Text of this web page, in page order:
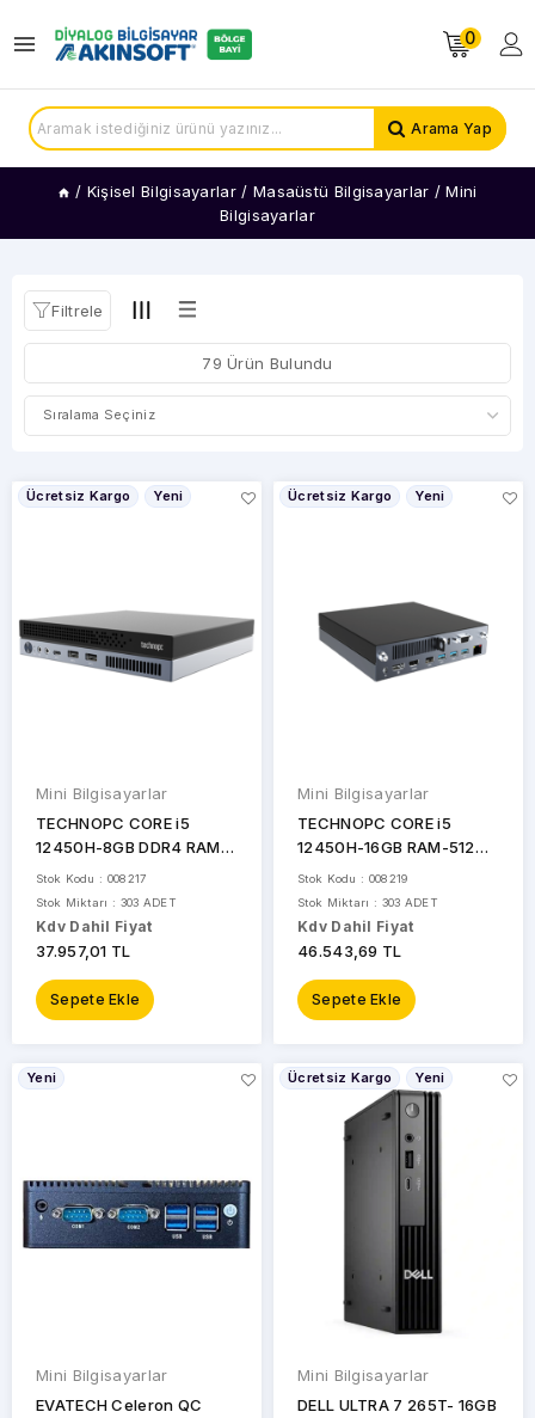
0
Arama Yap
/ Kişisel Bilgisayarlar / Masaüstü Bilgisayarlar / Mini
Bilgisayarlar
KATEGORİLER
In
One
Bilgisayarlar
Tipi
Mini
Bilgisayarlar
FİYAT
ARALIĞI
ASUS
EVATECH
HP
MSI
RAXIUS
STOK
Filtrele
79 Ürün Bulundu
Ücretsiz Kargo Yeni
Mini Bilgisayarlar
TECHNOPC CORE i5
12450H-8GB DDR4 RAM-
256GB SSD-FDOS MINI PC
/ M525
TPMPC20F008217
Stok Kodu : 008217
Stok Miktarı : 303 ADET
Kdv Dahil Fiyat
37.957,01 TL
Sepete Ekle
Ücretsiz Kargo Yeni
Mini Bilgisayarlar
TECHNOPC CORE i5
12450H-16GB RAM-512GB
NVME-FDOS MINI PC/
M525 TPMPC20F008219
Stok Kodu : 008219
Stok Miktarı : 303 ADET
Kdv Dahil Fiyat
46.543,69 TL
Sepete Ekle
Yeni
Mini Bilgisayarlar
EVATECH Celeron QC
Ücretsiz Kargo Yeni
Mini Bilgisayarlar
DELL ULTRA 7 265T- 16GB